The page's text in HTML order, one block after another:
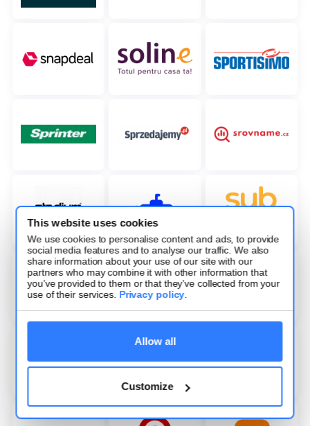
This website uses cookies
We use cookies to personalise content and ads, to provide
social media features and to analyse our traffic. We also
share information about your use of our site with our
partners who may combine it with other information that
you’ve provided to them or that they’ve collected from your
use of their services. Privacy policy.
Allow all
Customize